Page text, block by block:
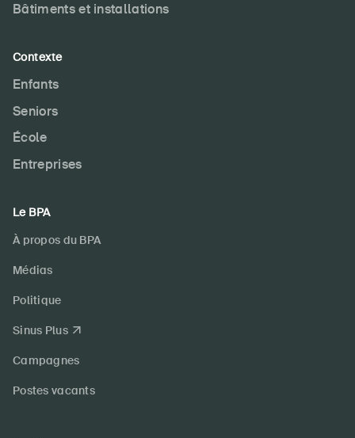
Bâtiments et installations
Contexte
Enfants
Seniors
École
Entreprises
Le BPA
À propos du BPA
Médias
Politique
Sinus Plus
Campagnes
Postes vacants